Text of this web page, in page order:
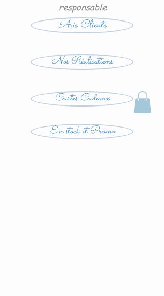
responsable
Avis Clients
Nos Réalisations
Cartes Cadeaux
En stock et Promo